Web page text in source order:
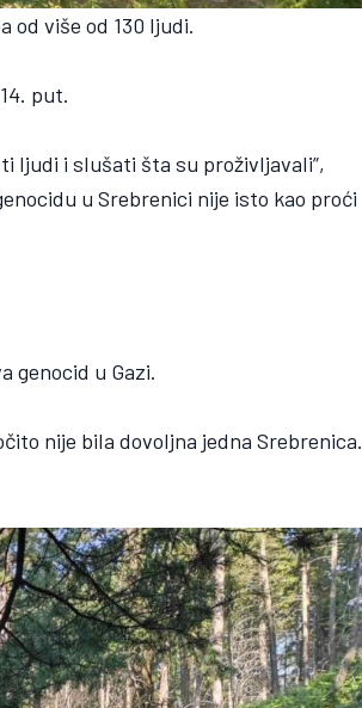
od više od 130 ljudi.
put.
ljudi i slušati šta su proživljavali”,
u Srebrenici nije isto kao proći
genocid u Gazi.
nije bila dovoljna jedna Srebrenica.